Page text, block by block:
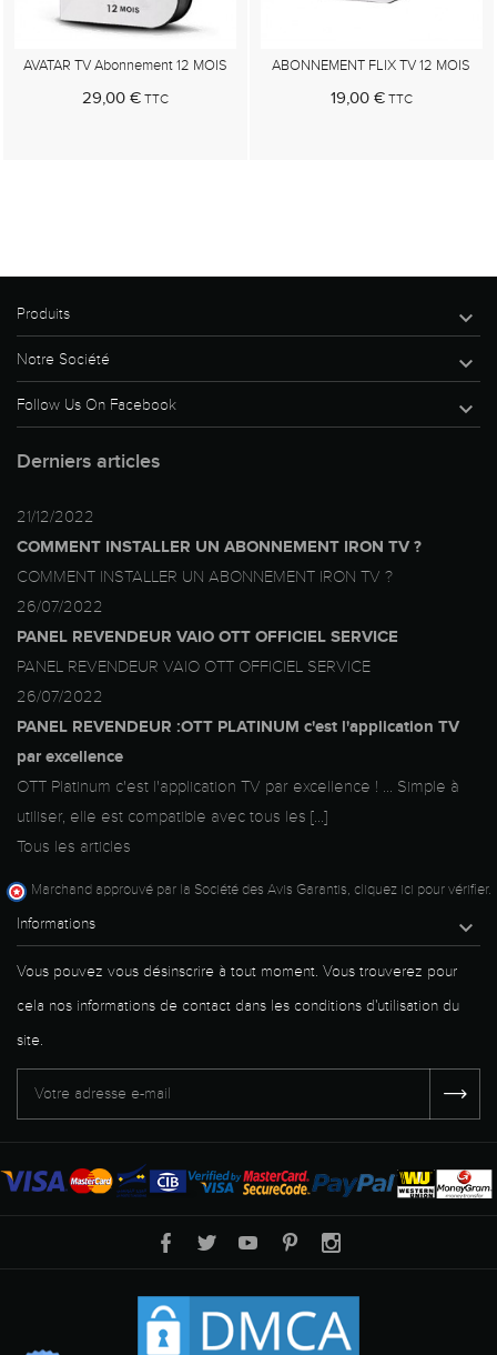
AVATAR TV Abonnement 12 MOIS
29,00 €TTC
ABONNEMENT FLIX TV 12 MOIS
19,00 €TTC
Informations 
Vous pouvez vous désinscrire à tout moment. Vous trouverez pour
cela nos informations de contact dans les conditions d'utilisation du
site.
Produits 
Notre Société 
Follow Us On Facebook 
Derniers articles
21/12/2022
COMMENT INSTALLER UN ABONNEMENT IRON TV ?
COMMENT INSTALLER UN ABONNEMENT IRON TV ?
26/07/2022
PANEL REVENDEUR VAIO OTT OFFICIEL SERVICE
PANEL REVENDEUR VAIO OTT OFFICIEL SERVICE
26/07/2022
PANEL REVENDEUR :OTT PLATINUM c'est l'application TV
par excellence
OTT Platinum c'est l'application TV par excellence ! ... Simple à
utiliser, elle est compatible avec tous les [...]
Tous les articles
Marchand approuvé par la Société des Avis Garantis, cliquez ici pour vérifier.